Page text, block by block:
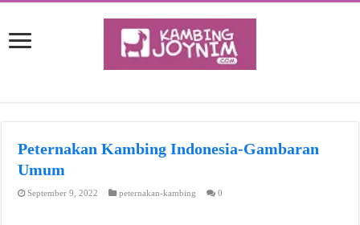
Peternakan Kambing Indonesia-Gambaran
Umum
September 9, 2022 peternakan-kambing 0